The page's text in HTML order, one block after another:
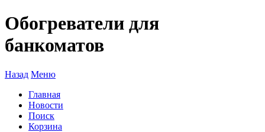
Обогреватели для
банкоматов
Назад Меню
Главная
Новости
Поиск
Корзина